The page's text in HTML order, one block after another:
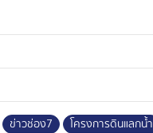
ข่าวช่อง7 โครงการดินแลกน้ำ